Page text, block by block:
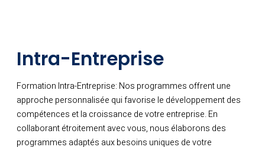
Intra-Entreprise
Formation Intra-Entreprise: Nos programmes offrent une
approche personnalisée qui favorise le développement des
compétences et la croissance de votre entreprise. En
collaborant étroitement avec vous, nous élaborons des
programmes adaptés aux besoins uniques de votre